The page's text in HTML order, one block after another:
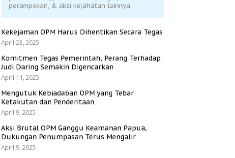
perampokan, & aksi kejahatan lainnya.
Kekejaman OPM Harus Dihentikan Secara Tegas
April 23, 2025
Komitmen Tegas Pemerintah, Perang Terhadap
Judi Daring Semakin Digencarkan
April 11, 2025
Mengutuk Kebiadaban OPM yang Tebar
Ketakutan dan Penderitaan
April 9, 2025
Aksi Brutal OPM Ganggu Keamanan Papua,
Dukungan Penumpasan Terus Mengalir
April 9, 2025